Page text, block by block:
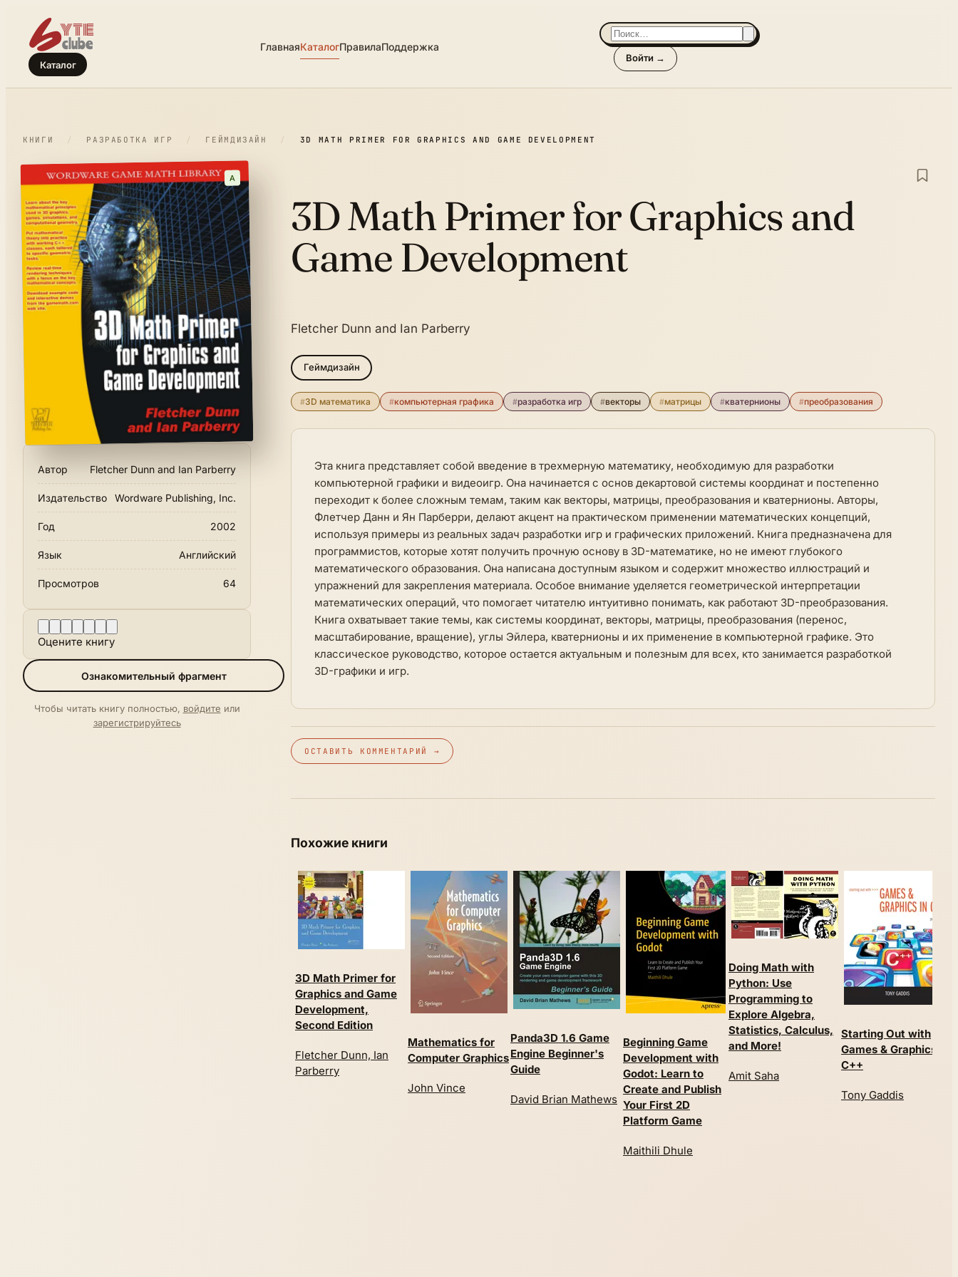
Каталог
ГлавнаяКаталогПравилаПоддержка
Войти →
КНИГИ / РАЗРАБОТКА ИГР / ГЕЙМДИЗАЙН / 3D MATH PRIMER FOR GRAPHICS AND GAME DEVELOPMENT
A
Автор Fletcher Dunn and Ian Parberry
Издательство Wordware Publishing, Inc.
Год 2002
Язык Английский
Просмотров 64
Оцените книгу
Ознакомительный фрагмент
Чтобы читать книгу полностью, войдите или
зарегистрируйтесь
3D Math Primer for Graphics and
Game Development
Fletcher Dunn and Ian Parberry
Геймдизайн
#3D математика #компьютерная графика #разработка игр #векторы #матрицы #кватернионы #преобразования
Эта книга представляет собой введение в трехмерную математику, необходимую для разработки
компьютерной графики и видеоигр. Она начинается с основ декартовой системы координат и постепенно
переходит к более сложным темам, таким как векторы, матрицы, преобразования и кватернионы. Авторы,
Флетчер Данн и Ян Парберри, делают акцент на практическом применении математических концепций,
используя примеры из реальных задач разработки игр и графических приложений. Книга предназначена для
программистов, которые хотят получить прочную основу в 3D-математике, но не имеют глубокого
математического образования. Она написана доступным языком и содержит множество иллюстраций и
упражнений для закрепления материала. Особое внимание уделяется геометрической интерпретации
математических операций, что помогает читателю интуитивно понимать, как работают 3D-преобразования.
Книга охватывает такие темы, как системы координат, векторы, матрицы, преобразования (перенос,
масштабирование, вращение), углы Эйлера, кватернионы и их применение в компьютерной графике. Это
классическое руководство, которое остается актуальным и полезным для всех, кто занимается разработкой
3D-графики и игр.
ОСТАВИТЬ КОММЕНТАРИЙ →
Похожие книги
3D Math Primer for
Graphics and Game
Development,
Second Edition
Fletcher Dunn, Ian
Parberry
Mathematics for
Computer Graphics
John Vince
Panda3D 1.6 Game
Engine Beginner's
Guide
David Brian Mathews
Beginning Game
Development with
Godot: Learn to
Create and Publish
Your First 2D
Platform Game
Maithili Dhule
Doing Math with
Python: Use
Programming to
Explore Algebra,
Statistics, Calculus,
and More!
Amit Saha
Starting Out with
Games & Graphics in
C++
Tony Gaddis